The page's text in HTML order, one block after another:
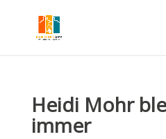
Heidi Mohr
immer